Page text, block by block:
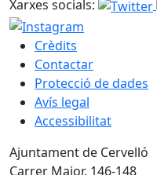
Xarxes socials:
Crèdits
Contactar
Protecció de dades
Avís legal
Accessibilitat
Ajuntament de Cervelló
Carrer Major, 146-148